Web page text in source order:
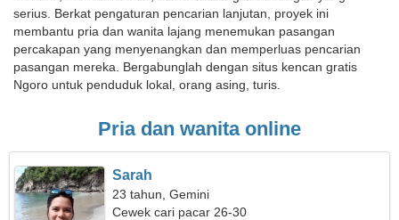
serius. Berkat pengaturan pencarian lanjutan, proyek ini
membantu pria dan wanita lajang menemukan pasangan
percakapan yang menyenangkan dan memperluas pencarian
pasangan mereka. Bergabunglah dengan situs kencan gratis
Ngoro untuk penduduk lokal, orang asing, turis.
Pria dan wanita online
Sarah
23 tahun, Gemini
Cewek cari pacar 26-30